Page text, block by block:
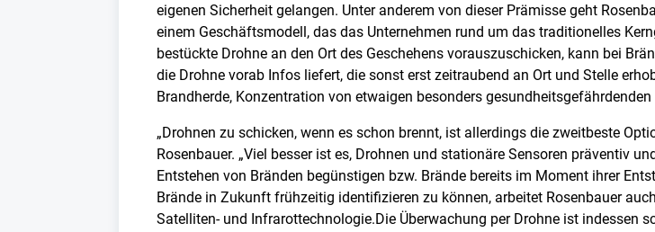
eigenen Sicherheit gelangen. Unter anderem von dieser Prämisse geht
einem Geschäftsmodell, das das Unternehmen rund um das traditionelles
bestückte Drohne an den Ort des Geschehens vorauszuschicken, kann bei
die Drohne vorab Infos liefert, die sonst erst zeitraubend an Ort und Stelle
Brandherde, Konzentration von etwaigen besonders
„Drohnen zu schicken, wenn es schon brennt, ist allerdings die zweitbeste
Rosenbauer. „Viel besser ist es, Drohnen und stationäre Sensoren präventiv
Entstehen von Bränden begünstigen bzw. Brände bereits im Moment ihrer
Brände in Zukunft frühzeitig identifizieren zu können, arbeitet Rosenbauer
Satelliten- und Infrarottechnologie.Die Überwachung per Drohne ist indessen